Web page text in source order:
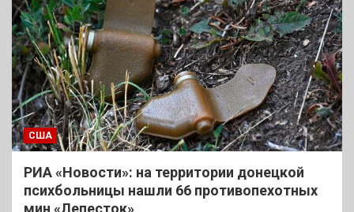
США
РИА «Новости»: на территории донецкой
психбольницы нашли 66 противопехотных
мин «Лепесток»